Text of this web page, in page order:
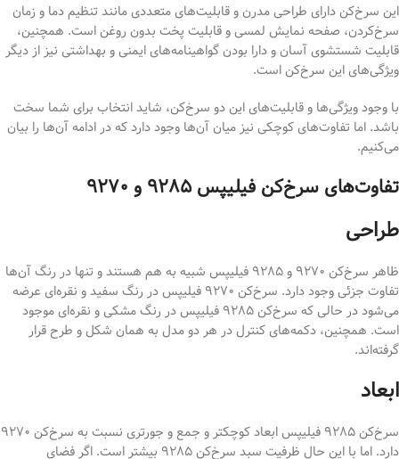
این سرخ‌کن دارای طراحی مدرن و قابلیت‌های متعددی مانند تنظیم دما و زمان
سرخ‌کردن، صفحه نمایش لمسی و قابلیت پخت بدون روغن است. همچنین،
قابلیت شستشوی آسان و دارا بودن گواهینامه‌های ایمنی و بهداشتی نیز از دیگر
ویژگی‌های این سرخ‌کن است.
با وجود ویژگی‌ها و قابلیت‌های این دو سرخ‌کن، شاید انتخاب برای شما سخت
باشد. اما تفاوت‌های کوچکی نیز میان آن‌ها وجود دارد که در ادامه آن‌ها را بیان
می‌کنیم.
تفاوت‌های سرخ‌کن فیلیپس ۹۲۸۵ و ۹۲۷۰
طراحی
ظاهر سرخ‌کن ۹۲۷۰ و ۹۲۸۵ فیلیپس شبیه به هم هستند و تنها در رنگ آن‌ها
تفاوت جزئی وجود دارد. سرخ‌کن ۹۲۷۰ فیلیپس در رنگ سفید و نقره‌ای عرضه
می‌شود در حالی که سرخ‌کن ۹۲۸۵ فیلیپس در رنگ مشکی و نقره‌ای موجود
است. همچنین، دکمه‌های کنترل در هر دو مدل به همان شکل و طرح قرار
گرفته‌اند.
ابعاد
سرخ‌کن ۹۲۸۵ فیلیپس ابعاد کوچکتر و جمع و جورتری نسبت به سرخ‌کن ۹۲۷۰
دارد. اما با این حال ظرفیت سبد سرخ‌کن ۹۲۸۵ بیشتر است. اگر فضای